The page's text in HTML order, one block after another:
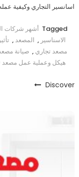
اسانسير التجاري وكيفية
Tagged أشهر شركات
الاسناسير , المصعد ,
مصعد تجاري , صيانة
هيكل وعملية عمل مصعد
Discover